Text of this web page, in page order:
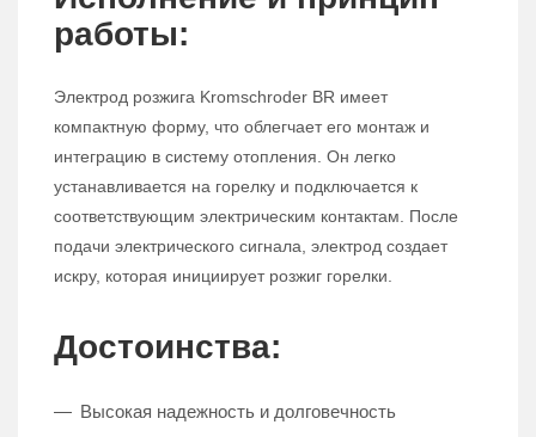
работы:
Электрод розжига Kromschroder BR имеет
компактную форму, что облегчает его монтаж и
интеграцию в систему отопления. Он легко
устанавливается на горелку и подключается к
соответствующим электрическим контактам. После
подачи электрического сигнала, электрод создает
искру, которая инициирует розжиг горелки.
Достоинства:
Высокая надежность и долговечность